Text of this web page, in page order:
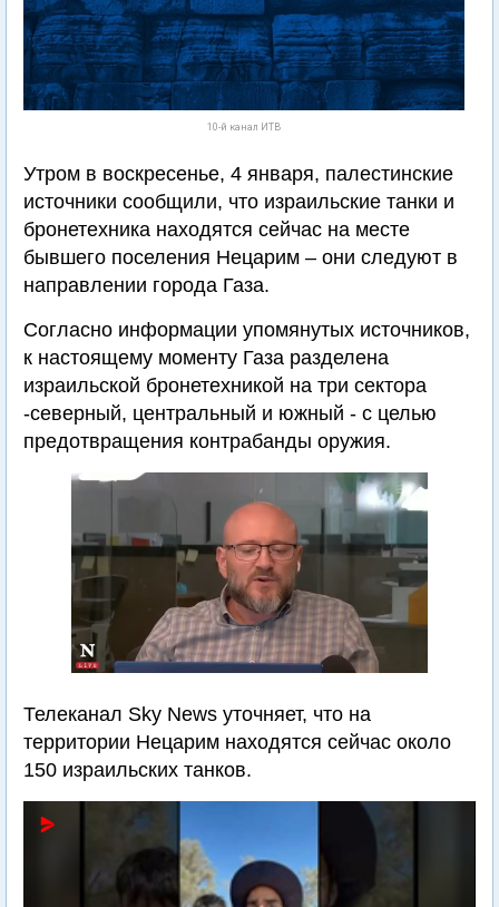
10-й канал ИТВ
Утром в воскресенье, 4 января, палестинские
источники сообщили, что израильские танки и
бронетехника находятся сейчас на месте
бывшего поселения Нецарим – они следуют в
направлении города Газа.
Согласно информации упомянутых источников,
к настоящему моменту Газа разделена
израильской бронетехникой на три сектора
-северный, центральный и южный - с целью
предотвращения контрабанды оружия.
Телеканал Sky News уточняет, что на
территории Нецарим находятся сейчас около
150 израильских танков.